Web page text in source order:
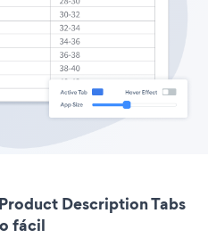
Description Tabs
fácil